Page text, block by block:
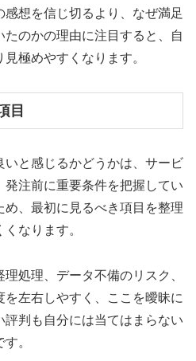
想を信じ切るより、なぜ満足
たのかの理由に注目すると、自
極めやすくなります。
目
と感じるかどうかは、サービ
発注前に重要条件を把握してい
、最初に見るべき項目を整理
なります。
処理、データ不備のリスク、
左右しやすく、ここを曖昧に
評判も自分には当てはまらない
。